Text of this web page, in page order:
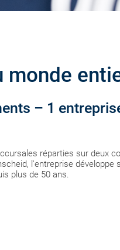
monde
– 1
réparties sur deux
l'entreprise développe
plus de 50 ans.